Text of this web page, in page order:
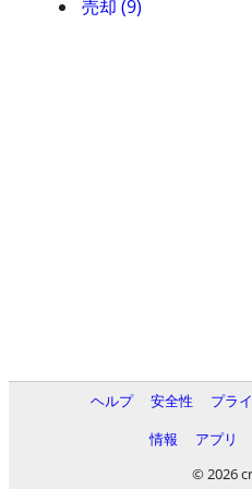
売却 (9)
ヘルプ 安全性 プラ
情報
アプリ
© 2026